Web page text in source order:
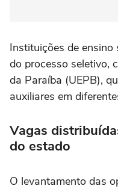
Instituições de
do processo seletivo,
da Paraíba (UEPB),
auxiliares em
Vagas
do estado
O levantamento das